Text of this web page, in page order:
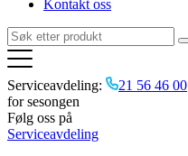
Kontakt oss
Serviceavdeling: 21 56 46 00
for sesongen
Følg oss på
Serviceavdeling